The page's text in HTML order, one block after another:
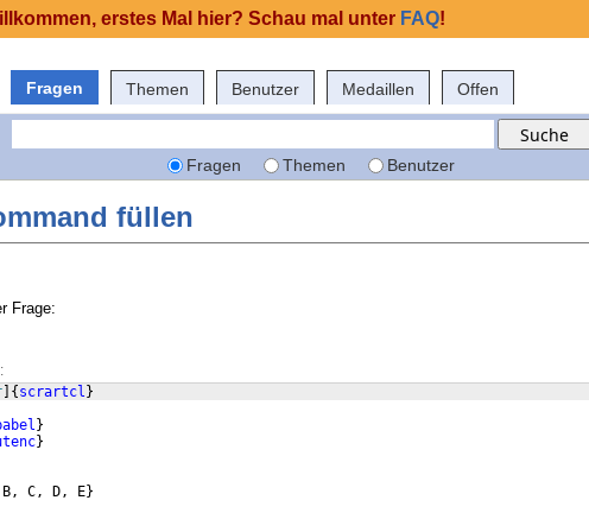
Fragen Themen Benutzer Medaillen Offen
Fragen Themen Benutzer
füllen
Frage:
{ scrartcl }
}
}
C, D, E}
erstes Mal hier? Schau mal unter FAQ!